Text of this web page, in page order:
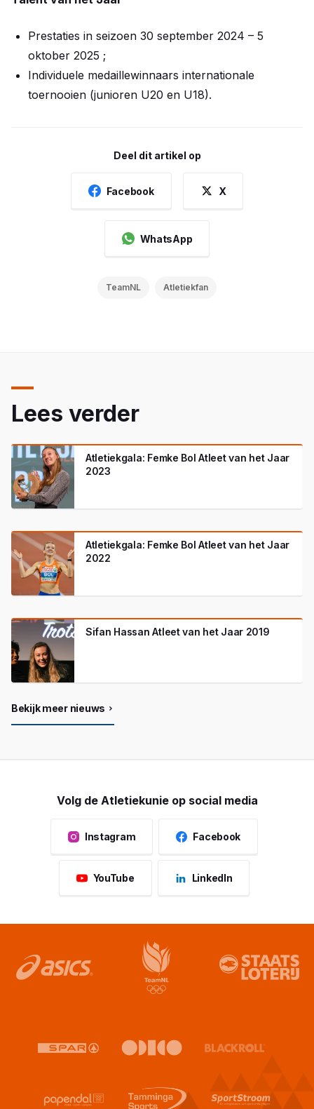
Prestaties in seizoen 30 september 2024 – 5
oktober 2025 ;
Individuele medaillewinnaars internationale
toernooien (junioren U20 en U18).
Deel dit artikel op
Facebook X
WhatsApp
TeamNL Atletiekfan
Lees verder
Atletiekgala: Femke Bol Atleet van het Jaar
2023
Atletiekgala: Femke Bol Atleet van het Jaar
2022
Sifan Hassan Atleet van het Jaar 2019
Bekijk meer nieuws
Volg de Atletiekunie op social media
Instagram Facebook
YouTube LinkedIn